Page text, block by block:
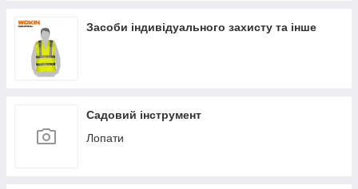
Засоби індивідуального захисту та інше
Садовий інструмент
Лопати